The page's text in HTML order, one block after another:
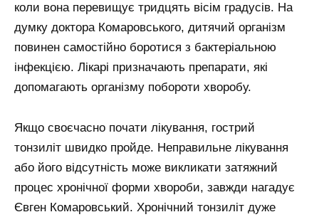
коли вона перевищує тридцять вісім градусів. На
думку доктора Комаровського, дитячий організм
повинен самостійно боротися з бактеріальною
інфекцією. Лікарі призначають препарати, які
допомагають організму побороти хворобу.
Якщо своєчасно почати лікування, гострий
тонзиліт швидко пройде. Неправильне лікування
або його відсутність може викликати затяжний
процес хронічної форми хвороби, завжди нагадує
Євген Комаровський. Хронічний тонзиліт дуже